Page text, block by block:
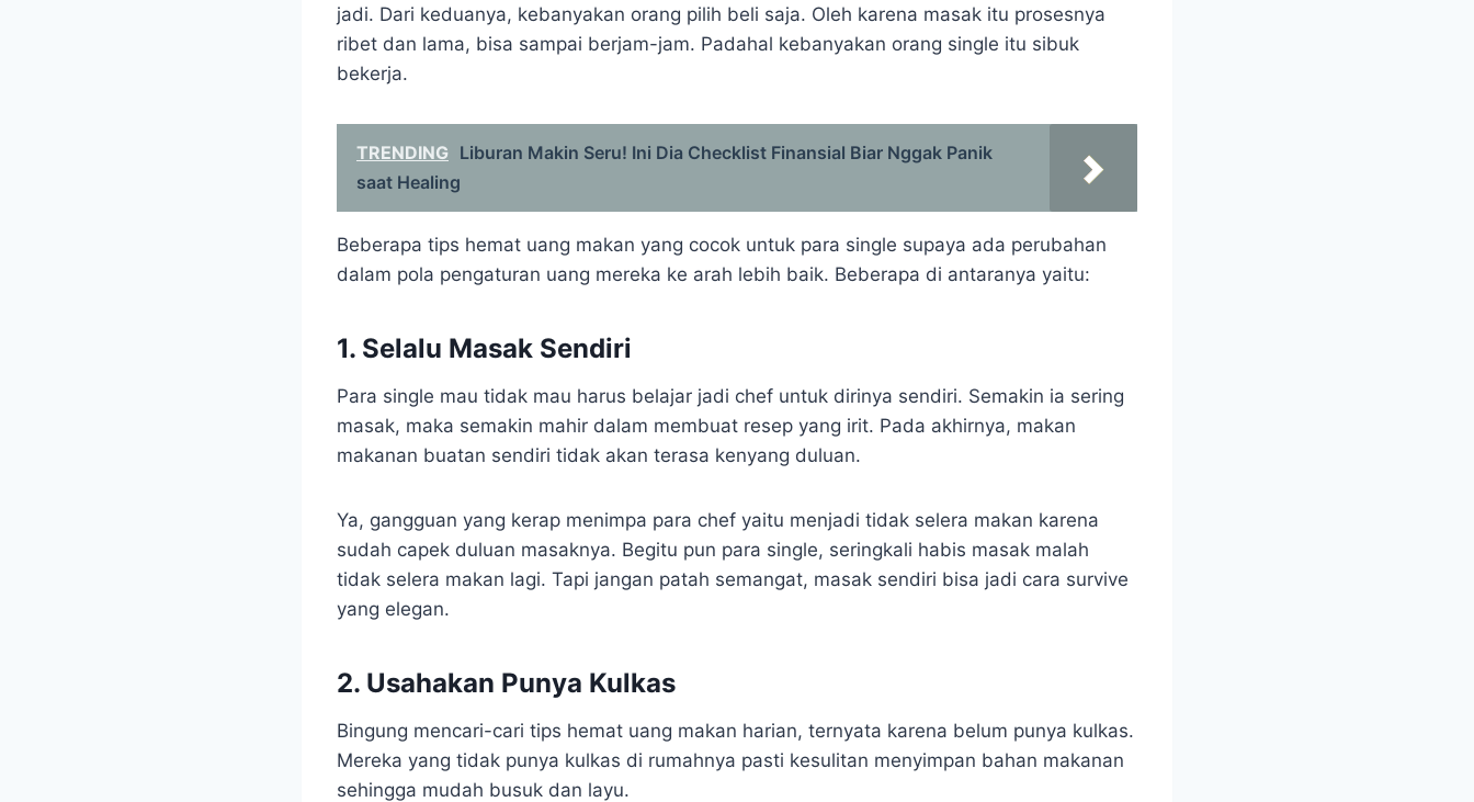
jadi. Dari keduanya, kebanyakan orang pilih beli saja. Oleh karena masak itu prosesnya
ribet dan lama, bisa sampai berjam-jam. Padahal kebanyakan orang single itu sibuk
bekerja.
TRENDING Liburan Makin Seru! Ini Dia Checklist Finansial Biar Nggak Panik
saat Healing
Beberapa tips hemat uang makan yang cocok untuk para single supaya ada perubahan
dalam pola pengaturan uang mereka ke arah lebih baik. Beberapa di antaranya yaitu:
1. Selalu Masak Sendiri
Para single mau tidak mau harus belajar jadi chef untuk dirinya sendiri. Semakin ia sering
masak, maka semakin mahir dalam membuat resep yang irit. Pada akhirnya, makan
makanan buatan sendiri tidak akan terasa kenyang duluan.
Ya, gangguan yang kerap menimpa para chef yaitu menjadi tidak selera makan karena
sudah capek duluan masaknya. Begitu pun para single, seringkali habis masak malah
tidak selera makan lagi. Tapi jangan patah semangat, masak sendiri bisa jadi cara survive
yang elegan.
2. Usahakan Punya Kulkas
Bingung mencari-cari tips hemat uang makan harian, ternyata karena belum punya kulkas.
Mereka yang tidak punya kulkas di rumahnya pasti kesulitan menyimpan bahan makanan
sehingga mudah busuk dan layu.